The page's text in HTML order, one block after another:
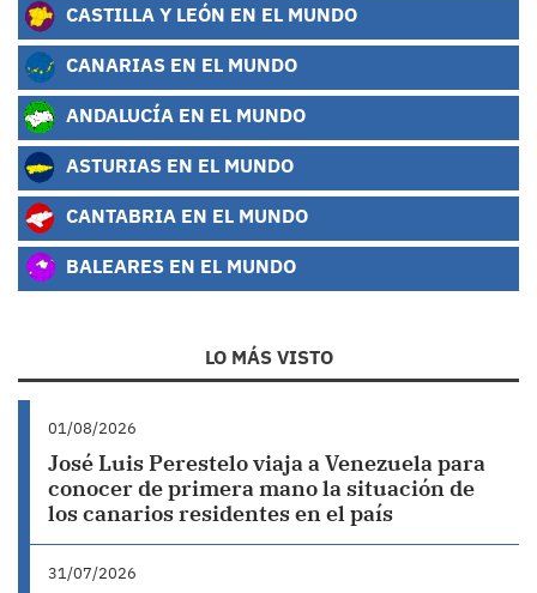
CASTILLA Y LEÓN EN EL MUNDO
CANARIAS EN EL MUNDO
ANDALUCÍA EN EL MUNDO
ASTURIAS EN EL MUNDO
CANTABRIA EN EL MUNDO
BALEARES EN EL MUNDO
LO MÁS VISTO
01/08/2026
José Luis Perestelo viaja a Venezuela para
conocer de primera mano la situación de
los canarios residentes en el país
31/07/2026